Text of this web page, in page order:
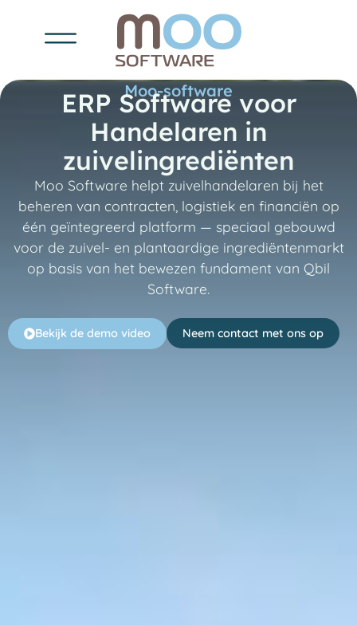
Moo-software
ERP Software voor
Handelaren in
zuivelingrediënten
Moo Software helpt zuivelhandelaren bij het
beheren van contracten, logistiek en financiën op
één geïntegreerd platform — speciaal gebouwd
voor de zuivel- en plantaardige ingrediëntenmarkt
op basis van het bewezen fundament van Qbil
Software.
Bekijk de demo video Neem contact met ons op